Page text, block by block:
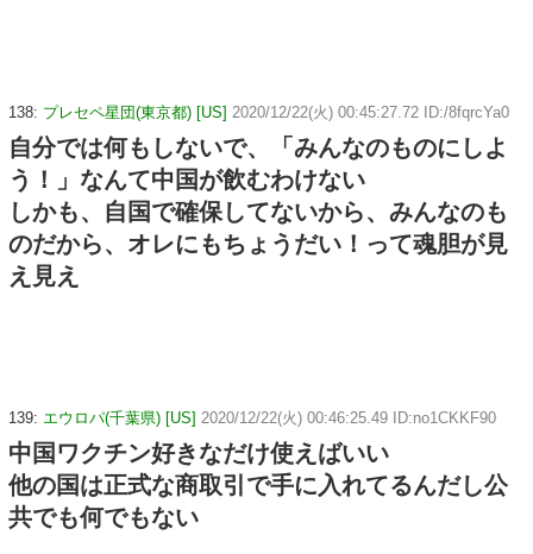
138: プレセペ星団(東京都) [US] 2020/12/22(火) 00:45:27.72 ID:/8fqrcYa0
自分では何もしないで、「みんなのものにしよ
う！」なんて中国が飲むわけない
しかも、自国で確保してないから、みんなのも
のだから、オレにもちょうだい！って魂胆が見
え見え
139: エウロパ(千葉県) [US] 2020/12/22(火) 00:46:25.49 ID:no1CKKF90
中国ワクチン好きなだけ使えばいい
他の国は正式な商取引で手に入れてるんだし公
共でも何でもない